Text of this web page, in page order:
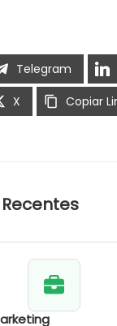
Telegram
X Copiar